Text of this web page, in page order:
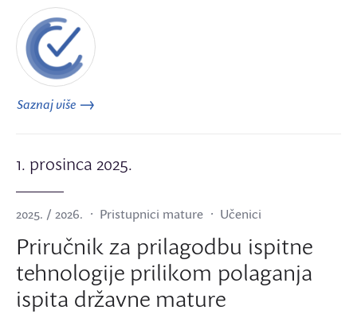
Saznaj više
1. prosinca 2025.
2025. / 2026. Pristupnici mature Učenici
Priručnik za prilagodbu ispitne
tehnologije prilikom polaganja
ispita državne mature